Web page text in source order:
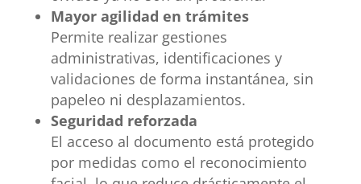
Mayor agilidad en trámites
Permite realizar gestiones
administrativas, identificaciones y
validaciones de forma instantánea, sin
papeleo ni desplazamientos.
Seguridad reforzada
El acceso al documento está protegido
por medidas como el reconocimiento